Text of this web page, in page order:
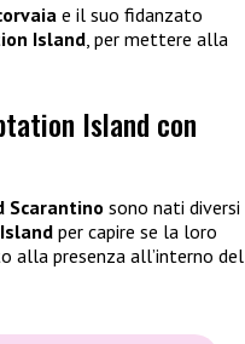
e il suo fidanzato
Island , per mettere alla
Island con
Scarantino sono nati diversi
per capire se la loro
alla presenza all’interno del